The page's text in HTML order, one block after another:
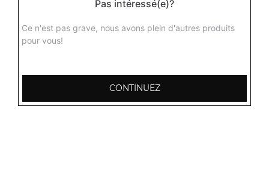
Curry d'agneau aux lentilles jaunes avec différentes
épices du kashmir + 1 potion de riz basmati
Agneau aux champignons
Curry d'agneau aux champignons délicieusement
Pas intéressé(e)?
Ce n'est pas grave, nous avons plein d'autres produits
pour vous!
CONTINUEZ